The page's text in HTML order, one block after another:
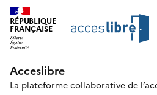
RÉPUBLIQUE
FRANÇAISE
Acceslibre
La plateforme collaborative de